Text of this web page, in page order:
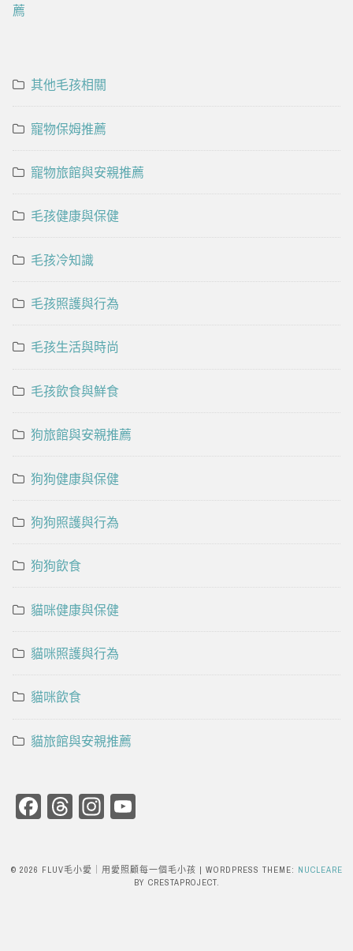
薦
其他毛孩相關
寵物保姆推薦
寵物旅館與安親推薦
毛孩健康與保健
毛孩冷知識
毛孩照護與行為
毛孩生活與時尚
毛孩飲食與鮮食
狗旅館與安親推薦
狗狗健康與保健
狗狗照護與行為
狗狗飲食
貓咪健康與保健
貓咪照護與行為
貓咪飲食
貓旅館與安親推薦
Facebook
ThreadsInstagram
© 2026 FLUV毛小愛｜用愛照顧每一個毛小孩 | WORDPRESS THEME: NUCLEARE
BY CRESTAPROJECT.